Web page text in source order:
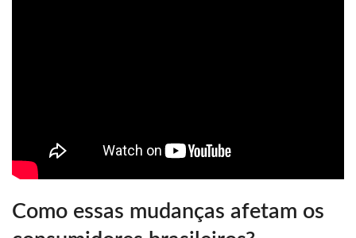
Como essas mudanças afetam os